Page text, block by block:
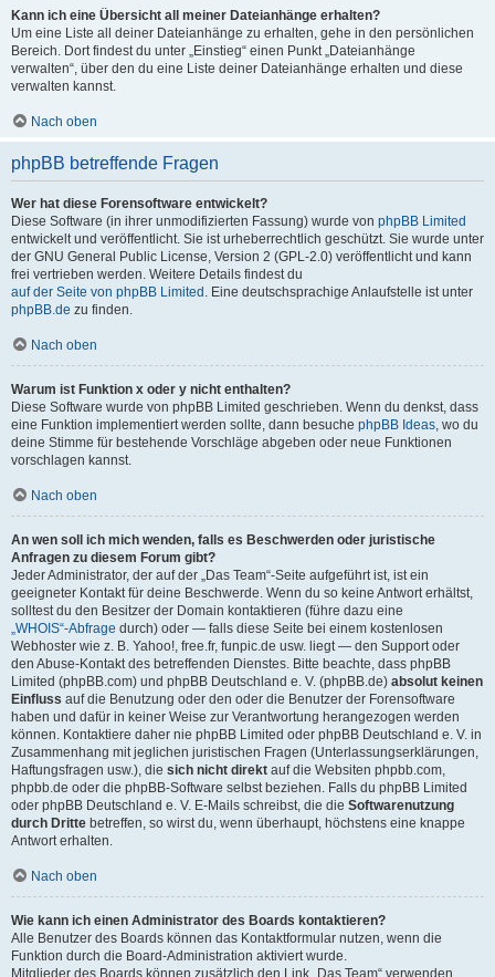
Kann ich eine Übersicht all meiner Dateianhänge erhalten?
Um eine Liste all deiner Dateianhänge zu erhalten, gehe in den persönlichen
Bereich. Dort findest du unter „Einstieg“ einen Punkt „Dateianhänge
verwalten“, über den du eine Liste deiner Dateianhänge erhalten und diese
verwalten kannst.
Nach oben
phpBB betreffende Fragen
Wer hat diese Forensoftware entwickelt?
Diese Software (in ihrer unmodifizierten Fassung) wurde von phpBB Limited
entwickelt und veröffentlicht. Sie ist urheberrechtlich geschützt. Sie wurde unter
der GNU General Public License, Version 2 (GPL-2.0) veröffentlicht und kann
frei vertrieben werden. Weitere Details findest du
auf der Seite von phpBB Limited . Eine deutschsprachige Anlaufstelle ist unter
phpBB.de zu finden.
Nach oben
Warum ist Funktion x oder y nicht enthalten?
Diese Software wurde von phpBB Limited geschrieben. Wenn du denkst, dass
eine Funktion implementiert werden sollte, dann besuche phpBB Ideas, wo du
deine Stimme für bestehende Vorschläge abgeben oder neue Funktionen
vorschlagen kannst.
Nach oben
An wen soll ich mich wenden, falls es Beschwerden oder juristische
Anfragen zu diesem Forum gibt?
Jeder Administrator, der auf der „Das Team“-Seite aufgeführt ist, ist ein
geeigneter Kontakt für deine Beschwerde. Wenn du so keine Antwort erhältst,
solltest du den Besitzer der Domain kontaktieren (führe dazu eine
„WHOIS“-Abfrage durch) oder — falls diese Seite bei einem kostenlosen
Webhoster wie z. B. Yahoo!, free.fr, funpic.de usw. liegt — den Support oder
den Abuse-Kontakt des betreffenden Dienstes. Bitte beachte, dass phpBB
Limited (phpBB.com) und phpBB Deutschland e. V. (phpBB.de) absolut keinen
Einfluss auf die Benutzung oder den oder die Benutzer der Forensoftware
haben und dafür in keiner Weise zur Verantwortung herangezogen werden
können. Kontaktiere daher nie phpBB Limited oder phpBB Deutschland e. V. in
Zusammenhang mit jeglichen juristischen Fragen (Unterlassungserklärungen,
Haftungsfragen usw.), die sich nicht direkt auf die Websiten phpbb.com,
phpbb.de oder die phpBB-Software selbst beziehen. Falls du phpBB Limited
oder phpBB Deutschland e. V. E-Mails schreibst, die die Softwarenutzung
durch Dritte betreffen, so wirst du, wenn überhaupt, höchstens eine knappe
Antwort erhalten.
Nach oben
Wie kann ich einen Administrator des Boards kontaktieren?
Alle Benutzer des Boards können das Kontaktformular nutzen, wenn die
Funktion durch die Board-Administration aktiviert wurde.
Mitglieder des Boards können zusätzlich den Link „Das Team“ verwenden.